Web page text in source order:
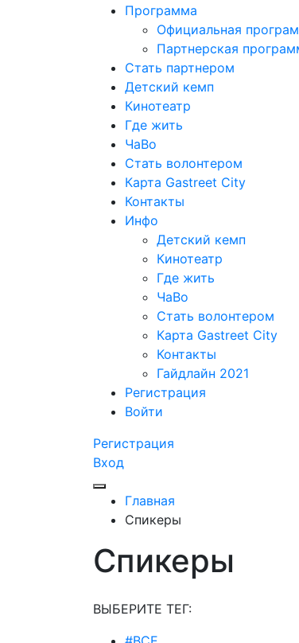
Программа
Официальная
Партнерская
Стать партнером
Детский кемп
Кинотеатр
Где жить
ЧаВо
Стать волонтером
Карта Gastreet City
Контакты
Инфо
Детский кемп
Кинотеатр
Где жить
ЧаВо
Стать волонтером
Карта Gastreet City
Контакты
Гайдлайн 2021
Регистрация
Войти
Регистрация
Вход
Главная
Спикеры
Спикеры
ВЫБЕРИТЕ ТЕГ: